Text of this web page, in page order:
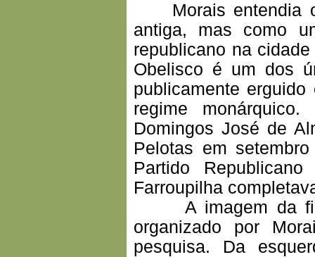
Morais entendia o
antiga, mas como
republicano na
Obelisco é um dos
publicamente
regime
Domingos José de
Pelotas em
Partido
Farroupilha
A imagem da
organizado por
pesquisa. Da